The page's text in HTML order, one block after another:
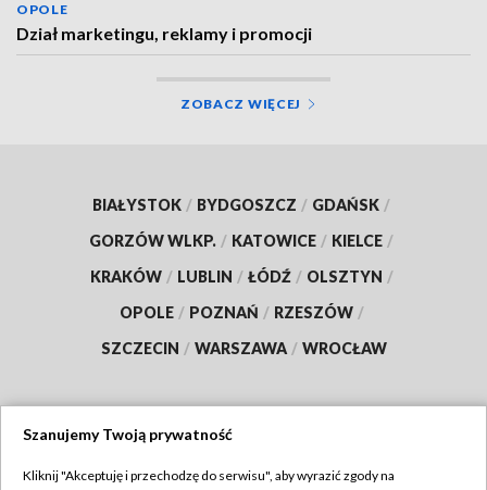
OPOLE
Dział marketingu, reklamy i promocji
ZOBACZ WIĘCEJ
BIAŁYSTOK / BYDGOSZCZ / GDAŃSK /
GORZÓW WLKP. / KATOWICE / KIELCE /
KRAKÓW / LUBLIN / ŁÓDŹ / OLSZTYN /
OPOLE / POZNAŃ / RZESZÓW /
SZCZECIN / WARSZAWA / WROCŁAW
Szanujemy Twoją prywatność
Kliknij "Akceptuję i przechodzę do serwisu", aby wyrazić zgody na